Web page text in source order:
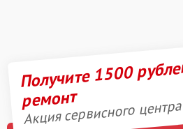
Получите 1500
ремонт
Акция сервисного